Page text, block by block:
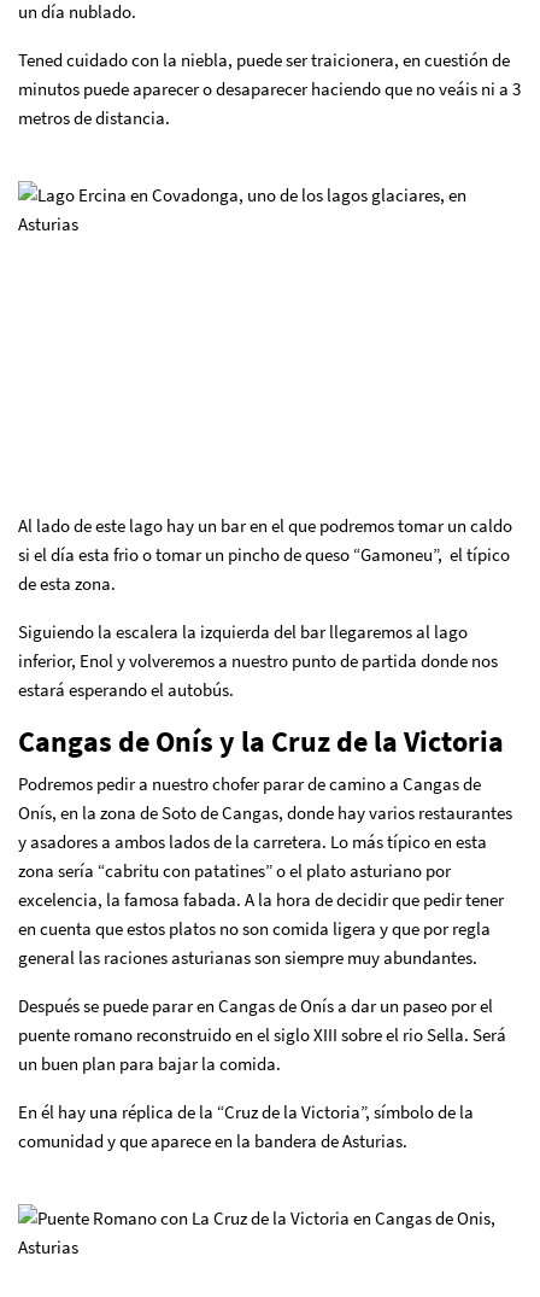
un día nublado.
Tened cuidado con la niebla, puede ser traicionera, en cuestión de
minutos puede aparecer o desaparecer haciendo que no veáis ni a 3
metros de distancia.
Al lado de este lago hay un bar en el que podremos tomar un caldo
si el día esta frio o tomar un pincho de queso “Gamoneu”, el típico
de esta zona.
Siguiendo la escalera la izquierda del bar llegaremos al lago
inferior, Enol y volveremos a nuestro punto de partida donde nos
estará esperando el autobús.
Cangas de Onís y la Cruz de la Victoria
Podremos pedir a nuestro chofer parar de camino a Cangas de
Onís, en la zona de Soto de Cangas, donde hay varios restaurantes
y asadores a ambos lados de la carretera. Lo más típico en esta
zona sería “cabritu con patatines” o el plato asturiano por
excelencia, la famosa fabada. A la hora de decidir que pedir tener
en cuenta que estos platos no son comida ligera y que por regla
general las raciones asturianas son siempre muy abundantes.
Después se puede parar en Cangas de Onís a dar un paseo por el
puente romano reconstruido en el siglo XIII sobre el rio Sella. Será
un buen plan para bajar la comida.
En él hay una réplica de la “Cruz de la Victoria”, símbolo de la
comunidad y que aparece en la bandera de Asturias.